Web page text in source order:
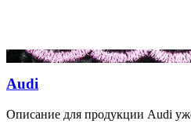
Audi
Описание для продукции Audi